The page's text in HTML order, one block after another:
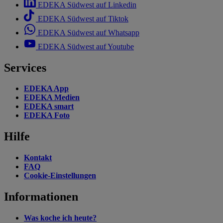
EDEKA Südwest auf Linkedin
EDEKA Südwest auf Tiktok
EDEKA Südwest auf Whatsapp
EDEKA Südwest auf Youtube
Services
EDEKA App
EDEKA Medien
EDEKA smart
EDEKA Foto
Hilfe
Kontakt
FAQ
Cookie-Einstellungen
Informationen
Was koche ich heute?